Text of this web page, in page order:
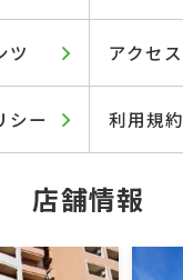
ツ アクセス
シー 利用規約
店舗情報